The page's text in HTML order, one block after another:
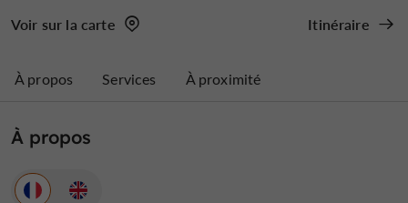
Voir sur la carte Itinéraire
À propos Services À proximité
À propos